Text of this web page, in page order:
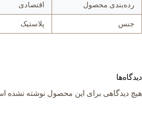
رده‌بندی محصول اقتصادی
جنس پلاستیک
دیدگاه‌ها
هیچ دیدگاهی برای این محصول نوشته نشده